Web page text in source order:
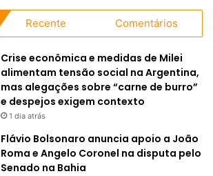
Recente Comentários
Crise econômica e medidas de Milei
alimentam tensão social na Argentina,
mas alegações sobre “carne de burro”
e despejos exigem contexto
1 dia atrás
Flávio Bolsonaro anuncia apoio a João
Roma e Angelo Coronel na disputa pelo
Senado na Bahia